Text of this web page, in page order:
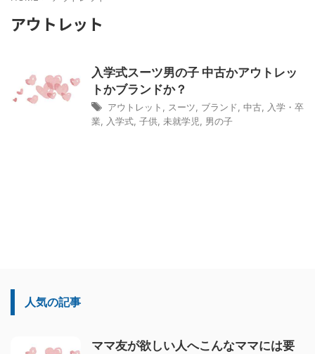
アウトレット
入学式スーツ男の子 中古かアウトレッ
トかブランドか？
アウトレット スーツ ブランド 中古
入学・卒
業
入学式 子供 未就学児 男の子
人気の記事
ママ友が欲しい人へこんなママには要